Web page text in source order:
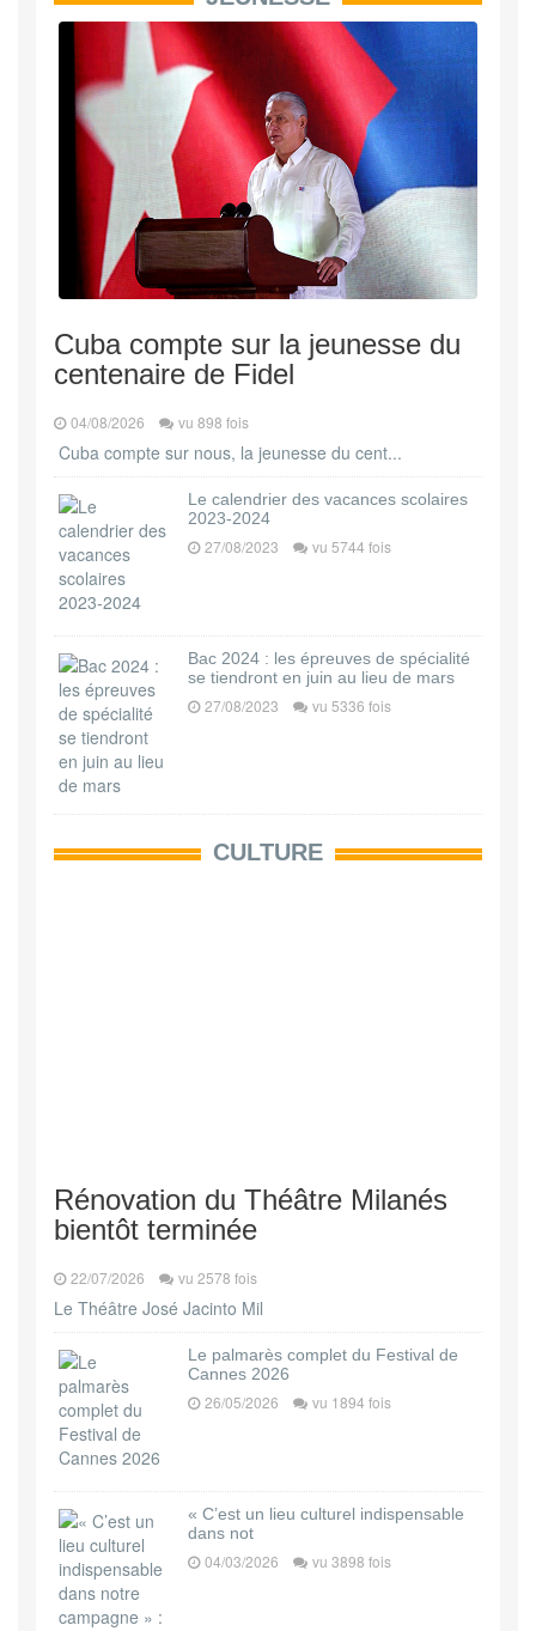
Cuba compte sur la jeunesse du
centenaire de Fidel
04/08/2026 vu 898 fois
Cuba compte sur nous, la jeunesse du cent...
Le calendrier des vacances scolaires
2023-2024
27/08/2023 vu 5744 fois
Bac 2024 : les épreuves de spécialité
se tiendront en juin au lieu de mars
27/08/2023 vu 5336 fois
CULTURE
Rénovation du Théâtre Milanés
bientôt terminée
22/07/2026 vu 2578 fois
Le Théâtre José Jacinto Mil
Le palmarès complet du Festival de
Cannes 2026
26/05/2026 vu 1894 fois
« C’est un lieu culturel indispensable
dans not
04/03/2026 vu 3898 fois